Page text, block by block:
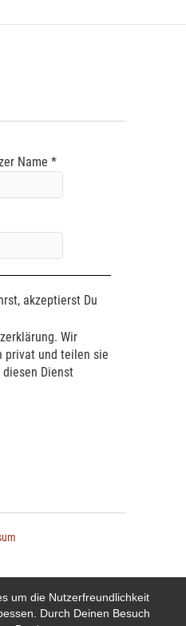
um die Nutzerfreundlichkeit
Durch Deinen Besuch
Name *
akzeptierst Du
Wir
privat und teilen sie
Dienst
| Designed by:Theme Freesia|